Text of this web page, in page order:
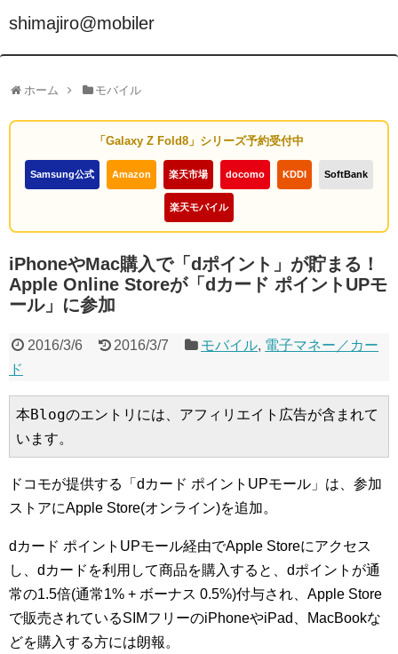
shimajiro@mobiler
ホーム モバイル
「Galaxy Z Fold8」シリーズ予約受付中
Samsung公式 Amazon 楽天市場 docomo KDDI SoftBank
楽天モバイル
iPhoneやMac購入で「dポイント」が貯まる！
Apple Online Storeが「dカード ポイントUPモ
ール」に参加
2016/3/6 2016/3/7 モバイル, 電子マネー／カー
ド
本Blogのエントリには、アフィリエイト広告が含まれて
います。
ドコモが提供する「dカード ポイントUPモール」は、参加
ストアにApple Store(オンライン)を追加。
dカード ポイントUPモール経由でApple Storeにアクセス
し、dカードを利用して商品を購入すると、dポイントが通
常の1.5倍(通常1% + ボーナス 0.5%)付与され、Apple Store
で販売されているSIMフリーのiPhoneやiPad、MacBookな
どを購入する方には朗報。